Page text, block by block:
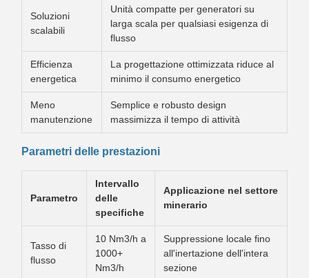
Soluzioni
scalabili
Unità compatte per generatori su
larga scala per qualsiasi esigenza di
flusso
Efficienza
energetica
La progettazione ottimizzata riduce al
minimo il consumo energetico
Meno
manutenzione
Semplice e robusto design
massimizza il tempo di attività
Parametri delle prestazioni
Parametro
Intervallo
delle
specifiche
Applicazione nel settore
minerario
Tasso di
flusso
10 Nm3/h a
1000+
Nm3/h
Suppressione locale fino
all'inertazione dell'intera
sezione